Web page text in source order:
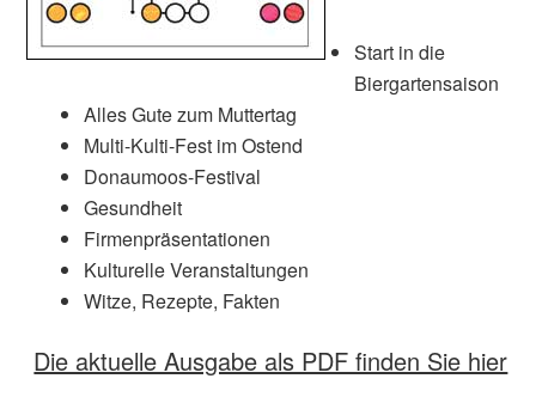
Start in die
Biergartensaison
Alles Gute zum Muttertag
Multi-Kulti-Fest im Ostend
Donaumoos-Festival
Gesundheit
Firmenpräsentationen
Kulturelle Veranstaltungen
Witze, Rezepte, Fakten
Die aktuelle Ausgabe als PDF finden Sie hier